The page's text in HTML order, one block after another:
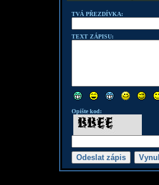
TVÁ PŘEZDÍVKA:
TEXT ZÁPISU:
Opište kod: